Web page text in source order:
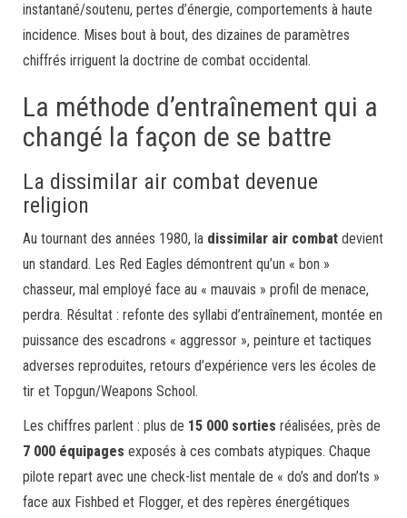
instantané/soutenu, pertes d’énergie, comportements à haute
incidence. Mises bout à bout, des dizaines de paramètres
chiffrés irriguent la doctrine de combat occidental.
La méthode d’entraînement qui a
changé la façon de se battre
La dissimilar air combat devenue
religion
Au tournant des années 1980, la dissimilar air combat devient
un standard. Les Red Eagles démontrent qu’un « bon »
chasseur, mal employé face au « mauvais » profil de menace,
perdra. Résultat : refonte des syllabi d’entraînement, montée en
puissance des escadrons « aggressor », peinture et tactiques
adverses reproduites, retours d’expérience vers les écoles de
tir et Topgun/Weapons School.
Les chiffres parlent : plus de 15 000 sorties réalisées, près de
7 000 équipages exposés à ces combats atypiques. Chaque
pilote repart avec une check-list mentale de « do’s and don’ts »
face aux Fishbed et Flogger, et des repères énergétiques